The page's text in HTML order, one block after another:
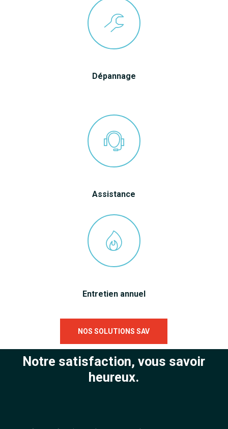
Dépannage
Assistance
Entretien annuel
NOS SOLUTIONS SAV
Notre satisfaction, vous savoir
heureux.